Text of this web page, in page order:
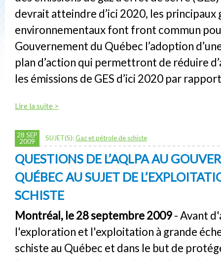
devrait atteindre d’ici 2020, les principaux
environnementaux font front commun
Gouvernement du Québec l’adoption
plan d’action qui permettront de réduire
les émissions de GES d’ici 2020 par
Lire la suite >
28 SEP
2009
SUJET(S):Gaz et pétrole de schiste
QUESTIONS DE L’AQLPA AU
QUÉBEC AU SUJET DE
SCHISTE
Montréal, le 28 septembre 2009- Avant
l'exploration et l'exploitation à grande
schiste au Québec et dans le but de